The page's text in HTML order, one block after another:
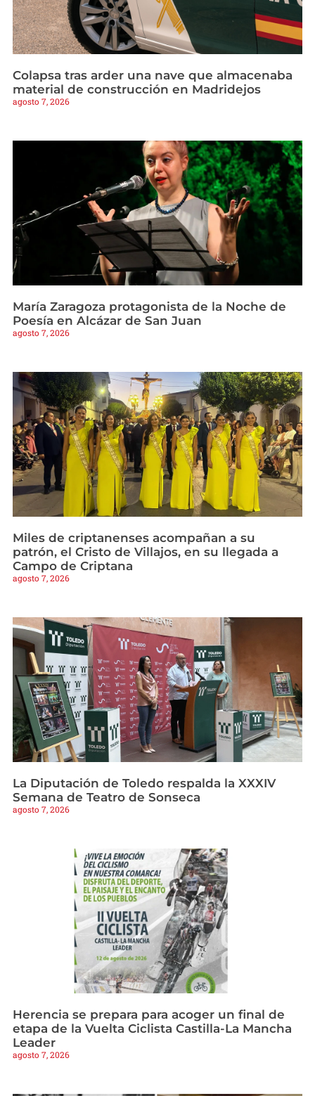
Colapsa tras arder una nave que almacenaba
material de construcción en Madridejos
agosto 7, 2026
María Zaragoza protagonista de la Noche de
Poesía en Alcázar de San Juan
agosto 7, 2026
Miles de criptanenses acompañan a su
patrón, el Cristo de Villajos, en su llegada a
Campo de Criptana
agosto 7, 2026
La Diputación de Toledo respalda la XXXIV
Semana de Teatro de Sonseca
agosto 7, 2026
Herencia se prepara para acoger un final de
etapa de la Vuelta Ciclista Castilla-La Mancha
Leader
agosto 7, 2026